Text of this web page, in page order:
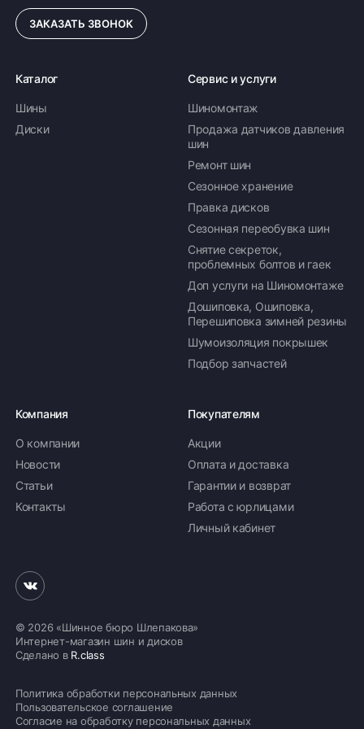
многолетним опытом разработки и выпуска
качественных автомобильных шин для
ЗАКАЗАТЬ ЗВОНОК
Каталог
Шины
Диски
Сервис и услуги
Шиномонтаж
Продажа датчиков давления
шин
Ремонт шин
Сезонное хранение
Правка дисков
Сезонная переобувка шин
Снятие секреток,
проблемных болтов и гаек
Доп услуги на Шиномонтаже
Дошиповка, Ошиповка,
Перешиповка зимней резины
Шумоизоляция покрышек
Подбор запчастей
Компания
О компании
Новости
Статьи
Контакты
Покупателям
Акции
Оплата и доставка
Гарантии и возврат
Работа с юрлицами
Личный кабинет
© 2026 «Шинное бюро Шлепакова»
Интернет-магазин шин и дисков
Сделано в R.class
Политика обработки персональных данных
Пользовательское соглашение
Согласие на обработку персональных данных